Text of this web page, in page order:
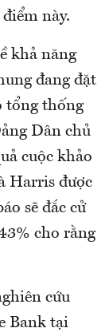
này.
khả năng
đang đặt
tổng thống
Dân chủ
cuộc khảo
Harris được
sẽ đắc cử
cho rằng
cứu
Bank tại